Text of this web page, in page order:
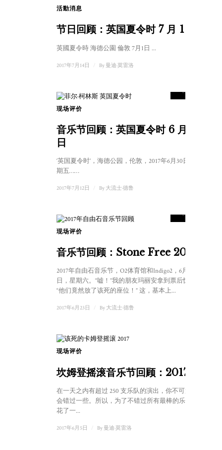
活動消息
节日回顾：英国夏令时 7 月 1 日
英國夏令時 海德公園 倫敦 7月1日 ...
2017年7月14日 By 曼迪·莫雷洛
得分
现场评价
音乐节回顾：英国夏令时 6 月 30
日
‘英国夏令时’，海德公园，伦敦，2017年6月30日，星
期五……
2017年7月12日 By 大流士·德鲁
得分
现场评价
音乐节回顾：Stone Free 2017
2017年自由石音乐节，O2体育馆和Indigo2，6月16
日，星期六。“嘘！”我的朋友玛丽安拿到票后惊呼，
“他们竟然放了该死的座位！” 这，基本上...
2017年6月23日 By 大流士·德鲁
现场评价
坎姆登摇滚音乐节回顾：2017
在一天之内有超过 250 支乐队的演出，你不可避免地
会错过一些。所以，为了不错过所有最棒的乐队，我
花了一...
2017年6月5日 By 曼迪·莫雷洛